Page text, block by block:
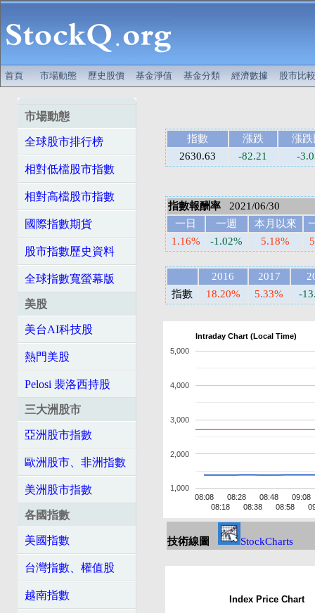
首頁 市場動態 歷史股價 基金淨值 基金分類 經濟數據 股市比較
市場動態
全球股市排行榜
相對低檔股市指數
相對高檔股市指數
國際指數期貨
股市指數歷史資料
全球指數寬螢幕版
美股
美台AI科技股
熱門美股
Pelosi 裴洛西持股
三大洲股市
亞洲股市指數
歐洲股市、非洲指數
美洲股市指數
各國指數
美國指數
台灣指數、權值股
越南指數
指數 漲跌
漲跌
2630.63
-82.21 -
指數報酬率2021/06/30
一日
一週 本月以來
1.16%
-1.02% 5.18%
2016 2017
指數
18.20% 5.33% -
Intraday Chart (Local Time)
08:08
08:18
08:28
08:38
08:48
08:58
09:08
1,000
2,000
3,000
4,000
5,000
技術線圖 StockCharts
Index Price Chart